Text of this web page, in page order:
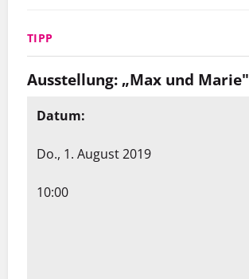
TIPP
Ausstellung: „Max und Marie"
Datum:
Do., 1. August 2019
10:00